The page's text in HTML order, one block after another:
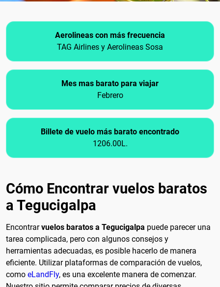
Aerolineas con más frecuencia
TAG Airlines y Aerolineas Sosa
Mes mas barato para viajar
Febrero
Billete de vuelo más barato encontrado
1206.00L.
Cómo Encontrar vuelos baratos
a Tegucigalpa
Encontrarvuelos baratos a Tegucigalpa puede parecer una
tarea complicada, pero con algunos consejos y
herramientas adecuadas, es posible hacerlo de manera
eficiente. Utilizar plataformas de comparación de vuelos,
como eLandFly, es una excelente manera de comenzar.